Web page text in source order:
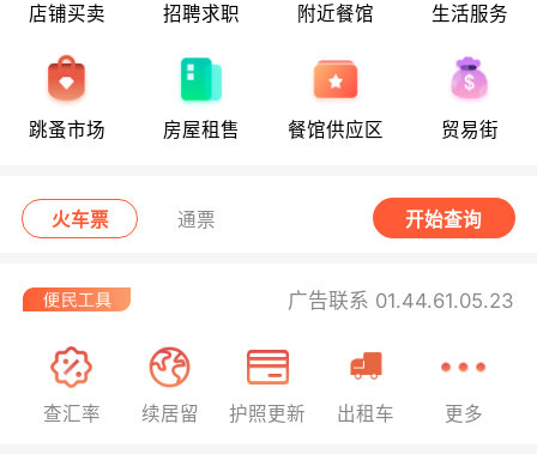
店铺买卖 招聘求职 附近餐馆 生活服务
跳蚤市场 房屋租售 餐馆供应区 贸易街
火车票 通票 开始查询
广告联系 01.44.61.05.23
查汇率 续居留 护照更新 出租车 更多